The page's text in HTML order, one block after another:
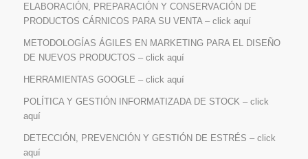
ELABORACIÓN, PREPARACIÓN Y CONSERVACIÓN DE
PRODUCTOS CÁRNICOS PARA SU VENTA – click aquí
METODOLOGÍAS ÁGILES EN MARKETING PARA EL DISEÑO
DE NUEVOS PRODUCTOS – click aquí
HERRAMIENTAS GOOGLE – click aquí
POLÍTICA Y GESTIÓN INFORMATIZADA DE STOCK – click
aquí
DETECCIÓN, PREVENCIÓN Y GESTIÓN DE ESTRÉS – click
aquí